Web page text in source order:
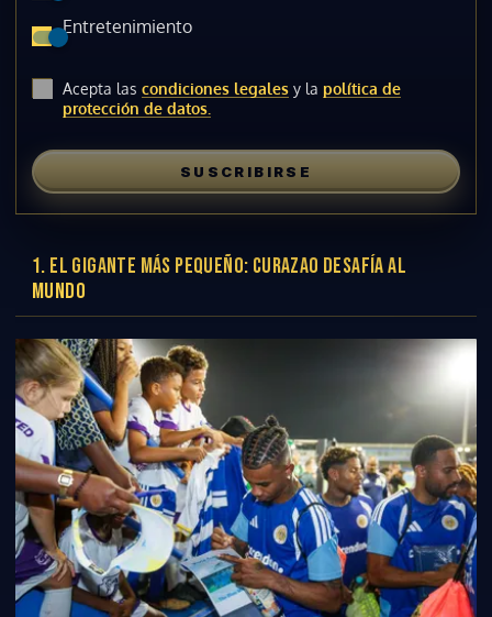
Entretenimiento
Acepta las condiciones legales y la política de
protección de datos.
SUSCRIBIRSE
1. EL GIGANTE MÁS PEQUEÑO: CURAZAO DESAFÍA AL
MUNDO